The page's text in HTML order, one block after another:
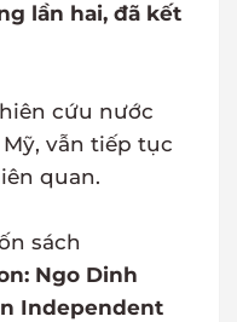
lần hai, đã kết
cứu nước
vẫn tiếp tục
quan.
sách
Ngo Dinh
Independent